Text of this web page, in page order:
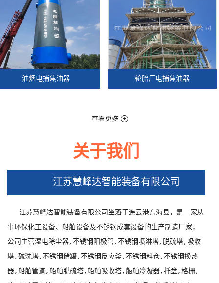
油烟电捕焦油器 轮胎厂电捕焦油器
关于我们
江苏慧峰达智能装备有限公司
江苏慧峰达智能装备有限公司坐落于连云港东海县，是一家从
事环保化工设备、船舶设备及不锈钢成套设备的生产制造厂家，
公司主营湿电除尘器,不锈钢阳极管,不锈钢喷淋塔,脱硫塔,吸收
塔,碱洗塔,不锈钢储罐,不锈钢反应釜,不锈钢料仓,不锈钢换热
器,船舶管道,船舶脱硫塔,船舶吸收塔,船舶冷凝器,托盘,格栅,